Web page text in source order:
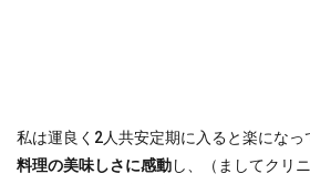
私は運良く2人共安定期に入ると楽になっ
料理の美味しさに感動し、（ましてクリ